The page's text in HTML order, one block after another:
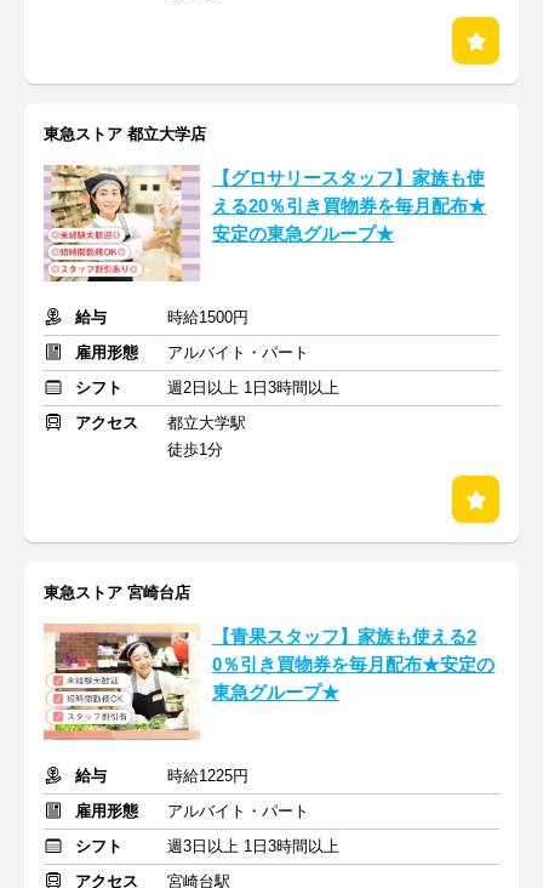
東急ストア 都立大学店
【グロサリースタッフ】家族も使
える20％引き買物券を毎月配布★
安定の東急グループ★
給与
時給1500円
雇用形態
アルバイト・パート
シフト
週2日以上 1日3時間以上
アクセス
都立大学駅
徒歩1分
東急ストア 宮崎台店
【青果スタッフ】家族も使える2
0％引き買物券を毎月配布★安定の
東急グループ★
給与
時給1225円
雇用形態
アルバイト・パート
シフト
週3日以上 1日3時間以上
アクセス
宮崎台駅